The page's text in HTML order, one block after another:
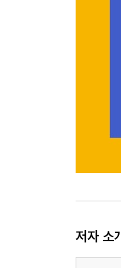
저자 소